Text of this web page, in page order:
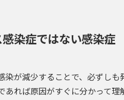
染症ではない感染症
染が減少することで、必ずし
あれば原因がすぐに分かって理